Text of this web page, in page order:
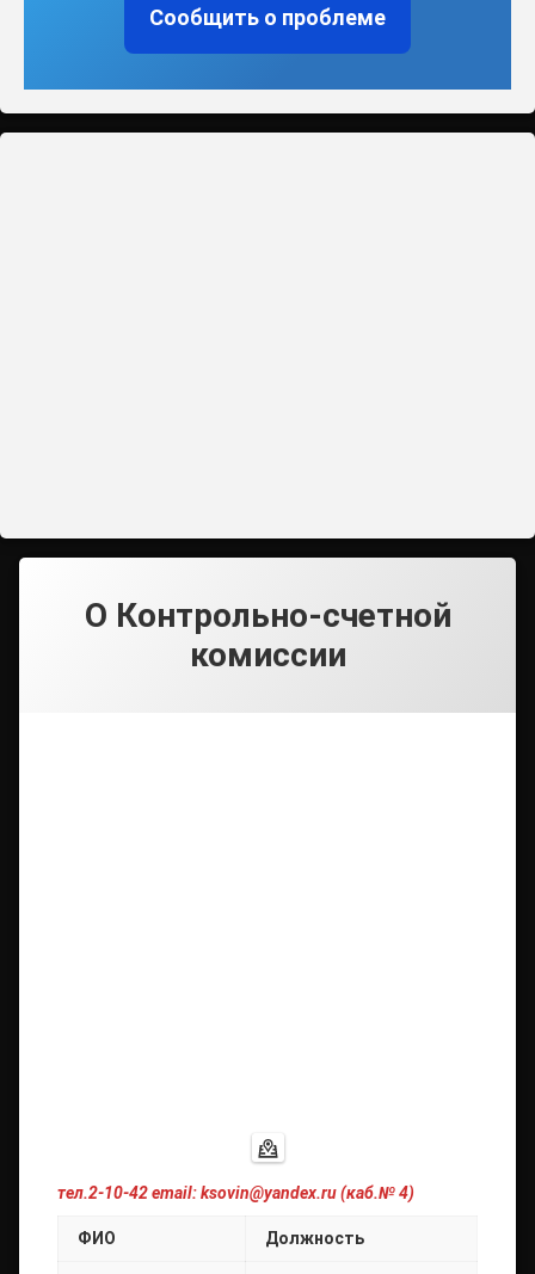
Сообщить о проблеме
О Контрольно-счетной
комиссии
тел.2-10-42 email: ksovin@yandex.ru (каб.№ 4)
ФИО Должность